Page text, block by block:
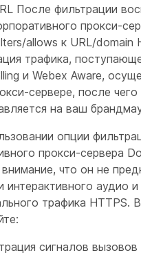
После фильтрации
прокси-
allows к URL/domain
трафика,
и Webex Aware,
сервере, после чего
на ваш
опции
прокси-сервера
что он не
интерактивного аудио
трафика HTTPS.
сигналов вызовов